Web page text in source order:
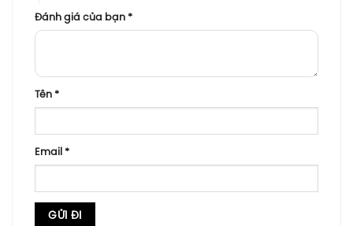
Đánh giá của bạn *
Tên *
Email *